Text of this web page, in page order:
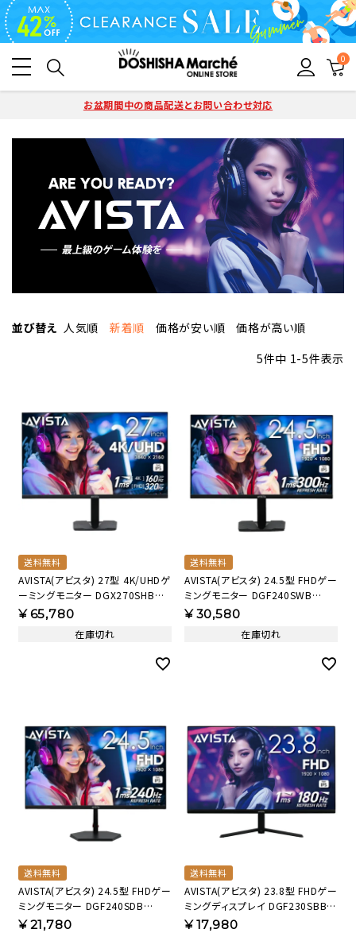
0
お盆期間中の商品配送とお問い合わせ対応
並び替え 人気順 新着順 価格が安い順
価格が高い順
5件中 1-5件表示
送料無料
AVISTA(アビスタ) 27型 4K/UHDゲ
ーミングモニター DGX270SHB
【AVT】
¥65,780
在庫切れ
送料無料
AVISTA(アビスタ) 24.5型 FHDゲー
ミングモニター DGF240SWB
【AVT】
¥30,580
在庫切れ
送料無料
AVISTA(アビスタ) 24.5型 FHDゲー
ミングモニター DGF240SDB
【AVT】
¥21,780
送料無料
AVISTA(アビスタ) 23.8型 FHDゲー
ミングディスプレイ DGF230SBB
【AVT】
¥17,980